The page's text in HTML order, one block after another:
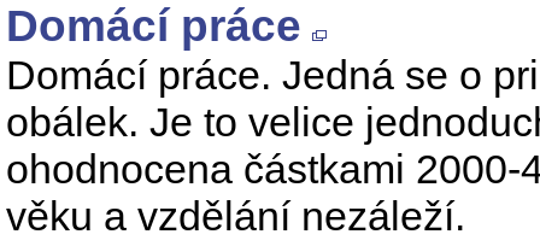
Domácí práce
Domácí práce. Jedná se o
obálek. Je to velice
ohodnocena částkami
věku a vzdělání nezáleží.